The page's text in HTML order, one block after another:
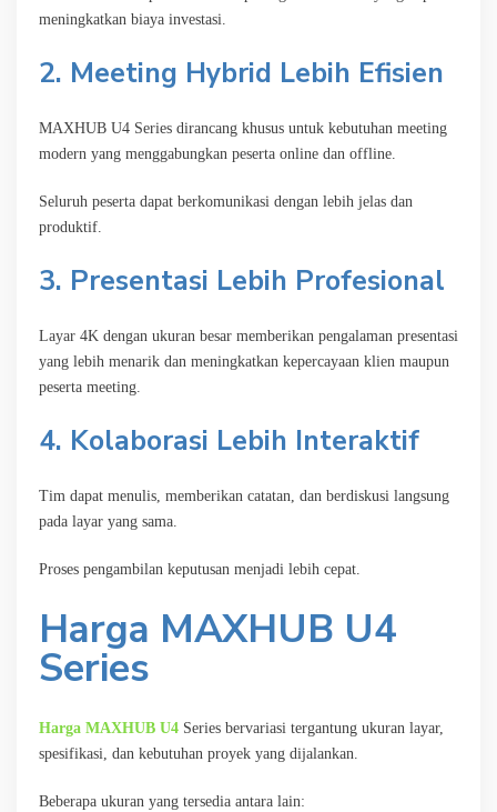
meningkatkan biaya investasi.
2. Meeting Hybrid Lebih Efisien
MAXHUB U4 Series dirancang khusus untuk kebutuhan meeting
modern yang menggabungkan peserta online dan offline.
Seluruh peserta dapat berkomunikasi dengan lebih jelas dan
produktif.
3. Presentasi Lebih Profesional
Layar 4K dengan ukuran besar memberikan pengalaman presentasi
yang lebih menarik dan meningkatkan kepercayaan klien maupun
peserta meeting.
4. Kolaborasi Lebih Interaktif
Tim dapat menulis, memberikan catatan, dan berdiskusi langsung
pada layar yang sama.
Proses pengambilan keputusan menjadi lebih cepat.
Harga MAXHUB U4
Series
Harga MAXHUB U4 Series bervariasi tergantung ukuran layar,
spesifikasi, dan kebutuhan proyek yang dijalankan.
Beberapa ukuran yang tersedia antara lain: